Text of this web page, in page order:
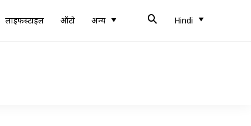
लाइफस्टाइल ऑटो अन्य Hindi